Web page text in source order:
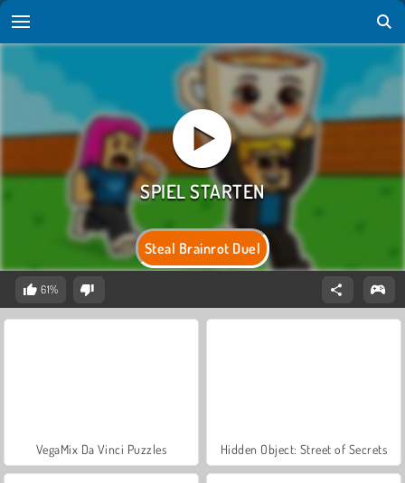
Steal Brainrot Duel
61%
VegaMix Da Vinci Puzzles Hidden Object: Street of Secrets